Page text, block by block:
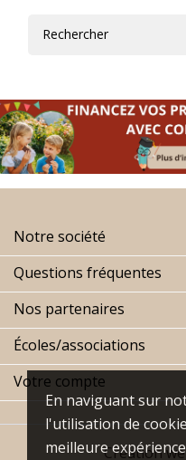
En naviguant sur
l'utilisation de
meilleure
Notre société
Questions fréquentes
Nos partenaires
Écoles/associations
Votre compte
Création